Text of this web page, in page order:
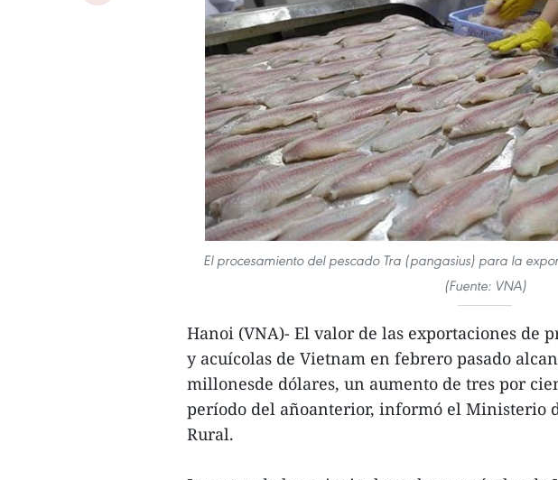
El procesamiento del pescado Tra (pangasius) para la
(Fuente: VNA)
Hanoi (VNA)- El valor de las exportaciones de
y acuícolas de Vietnam en febrero pasado
millonesde dólares, un aumento de tres por
período del añoanterior, informó el Ministerio
Rural.